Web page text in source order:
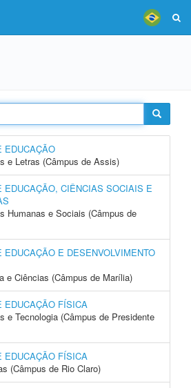
EDUCAÇÃO
e Letras (Câmpus de Assis)
EDUCAÇÃO, CIÊNCIAS SOCIAIS E
Humanas e Sociais (Câmpus de
EDUCAÇÃO E DESENVOLVIMENTO
e Ciências (Câmpus de Marília)
EDUCAÇÃO FÍSICA
e Tecnologia (Câmpus de Presidente
EDUCAÇÃO FÍSICA
(Câmpus de Rio Claro)